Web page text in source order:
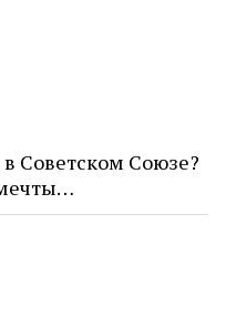
Советском Союзе?